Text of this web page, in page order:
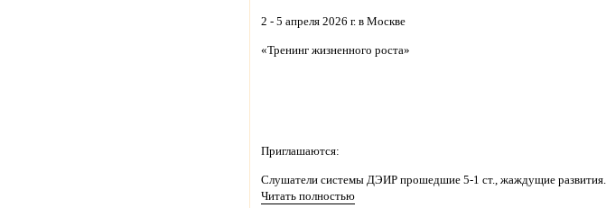
2 - 5 апреля 2026 г. в Москве
«Тренинг жизненного роста»
Приглашаются:
Слушатели системы ДЭИР прошедшие 5-1 ст., жаждущие развития...
Читать полностью